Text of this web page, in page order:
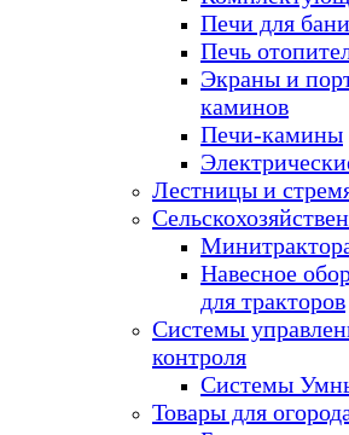
Печи для бани
Печь
Экраны и
каминов
Печи-камины
Лестницы и
Навесное
для тракторов
Системы
контроля
Системы
Товары для